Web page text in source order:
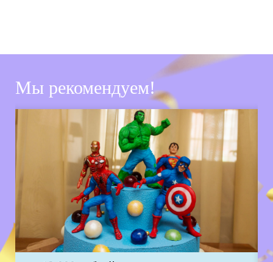
Мы рекомендуем!